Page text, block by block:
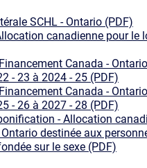
SCHL - Ontario (PDF)
canadienne pour le
Canada -
- 23 à 2024 - 25 (PDF)
Canada -
- 26 à 2027 - 28 (PDF)
- Allocation
destinée aux
sur le sexe (PDF)